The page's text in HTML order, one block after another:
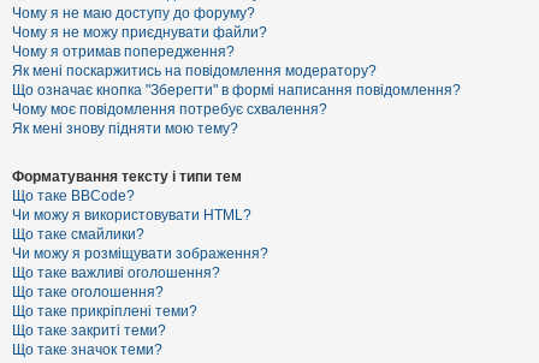
в
н
і
т
е
м
и
П
о
ш
у
к
Д
о
п
Чому я не маю доступу до форуму?
Чому я не можу приєднувати файли?
Чому я отримав попередження?
Як мені поскаржитись на повідомлення модератору?
Що означає кнопка "Зберегти" в формі написання повідомлення?
Чому моє повідомлення потребує схвалення?
Як мені знову підняти мою тему?
Форматування тексту і типи тем
Що таке BBCode?
Чи можу я використовувати HTML?
Що таке смайлики?
Чи можу я розміщувати зображення?
Що таке важливі оголошення?
Що таке оголошення?
Що таке прикріплені теми?
Що таке закриті теми?
Що таке значок теми?